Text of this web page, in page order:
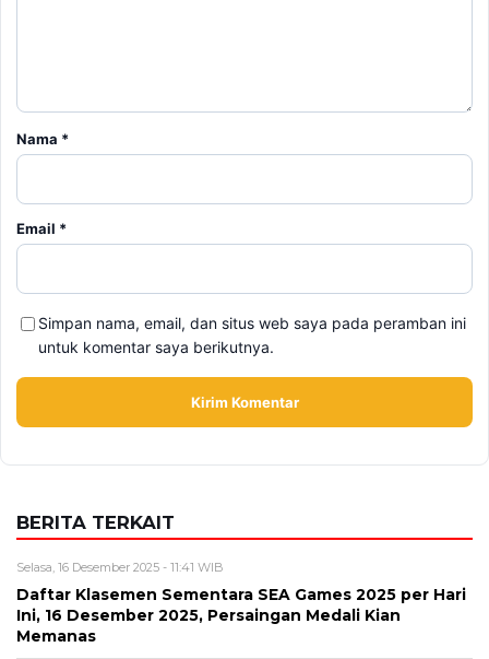
Nama *
Email *
Simpan nama, email, dan situs web saya pada peramban ini
untuk komentar saya berikutnya.
BERITA TERKAIT
Selasa, 16 Desember 2025 - 11:41 WIB
Daftar Klasemen Sementara SEA Games 2025 per Hari
Ini, 16 Desember 2025, Persaingan Medali Kian
Memanas